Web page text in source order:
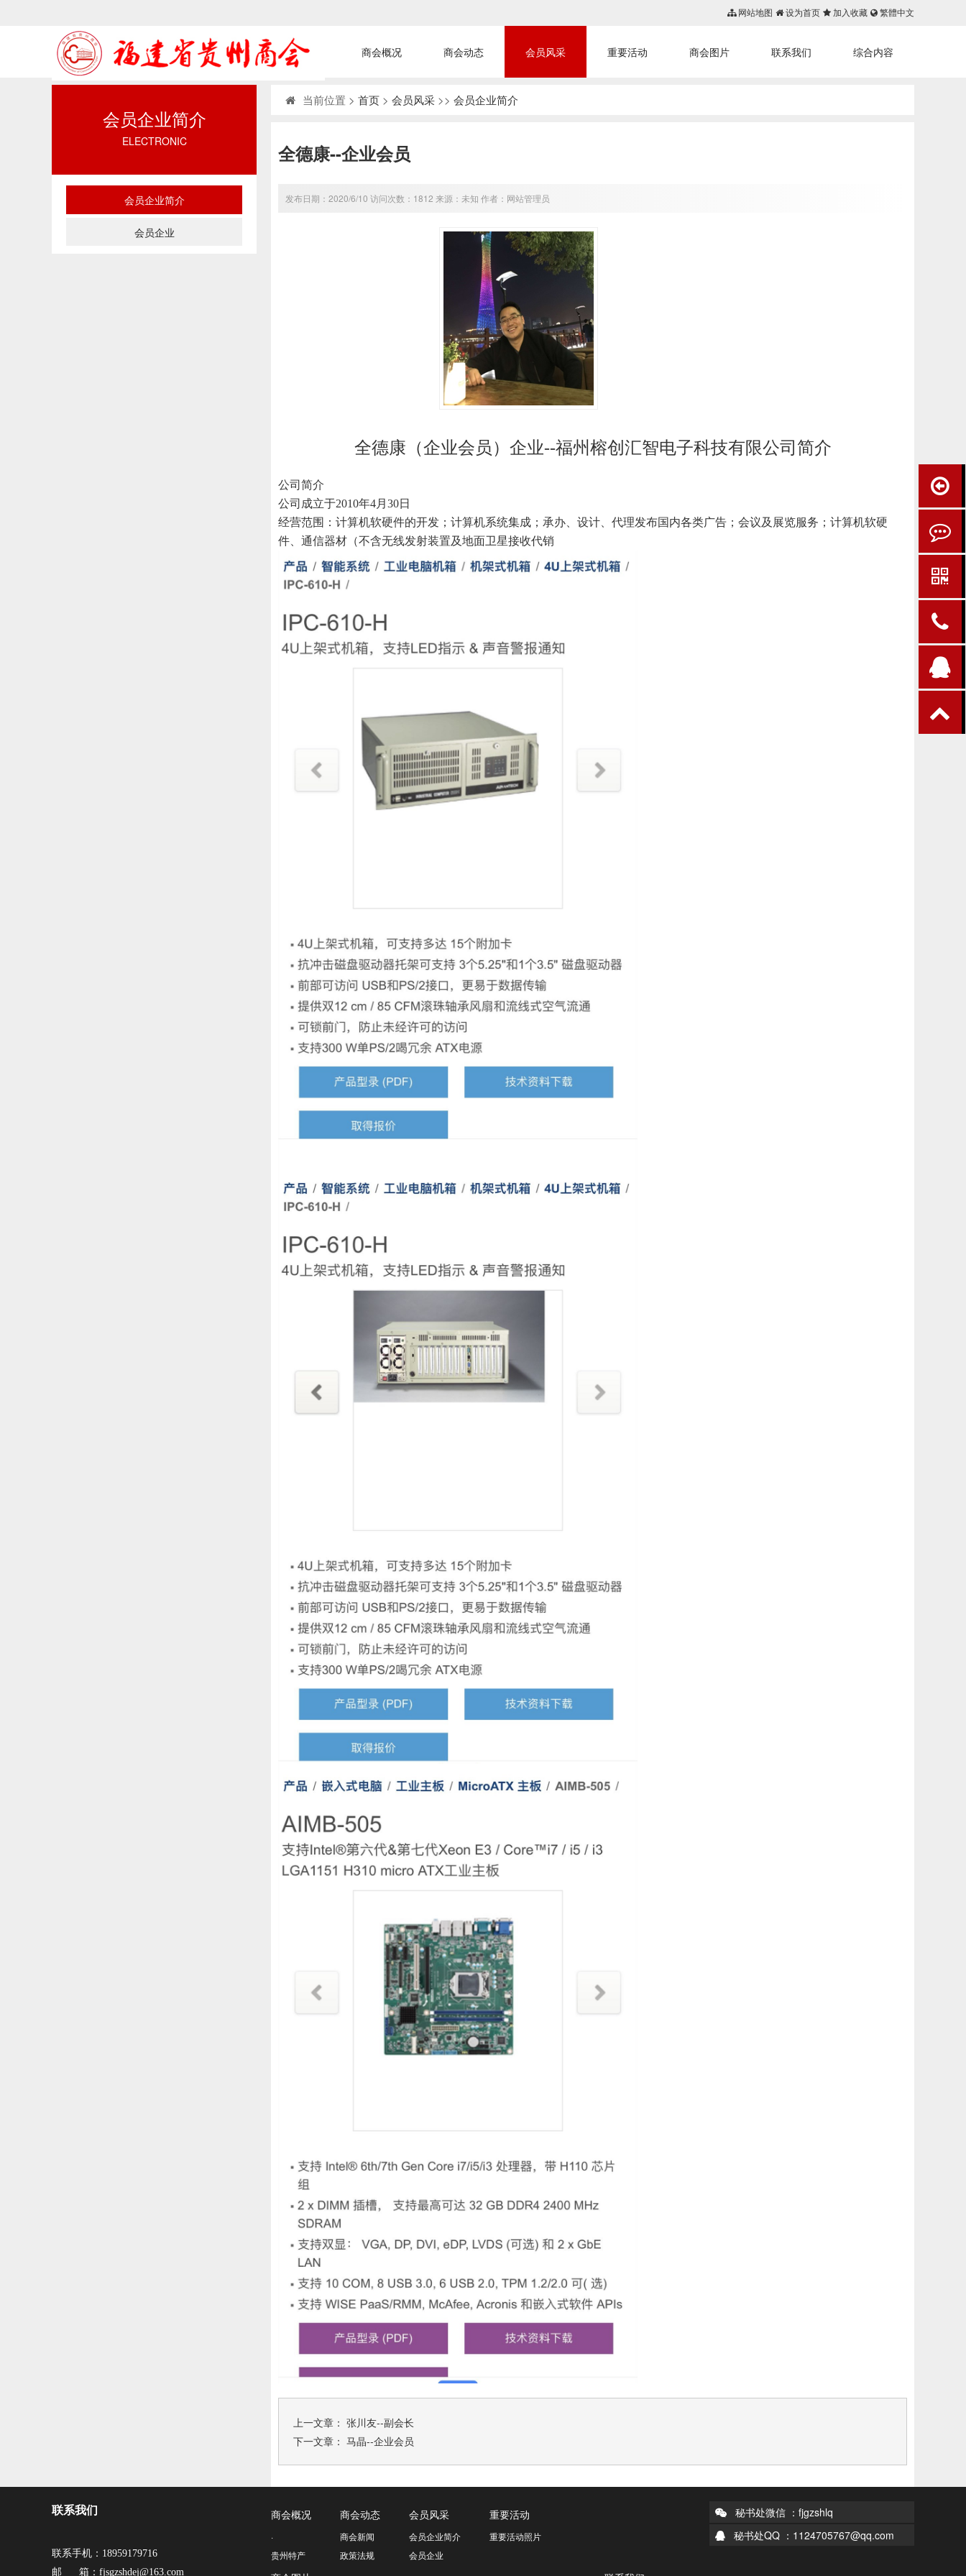
网站地图 设为首页 加入收藏 繁體中文
综合内容
联系我们
商会图片
重要活动
会员风采
商会动态
商会概况
会员企业简介
ELECTRONIC
会员企业简介
会员企业
当前位置 > 首页 > 会员风采 >> 会员企业简介
全德康--企业会员
发布日期：2020/6/10 访问次数：1812 来源：未知 作者：网站管理员
全德康（企业会员）企业--福州榕创汇智电子科技有限公司简介
公司简介
公司成立于2010年4月30日
经营范围： 计算机软硬件的开发；计算机系统集成；承办、设计、代理发布国内各类广告；会议及展览服务；计算机软硬
件、通信器材（不含无线发射装置及地面卫星接收代销
上一文章： 张川友--副会长
下一文章： 马晶--企业会员
联系我们
联系手机：18959179716
邮 箱：fjsgzshdej@163.com
商会概况
·
贵州特产
商会动态
商会新闻
政策法规
会员风采
会员企业简介
会员企业
重要活动
重要活动照片
秘书处微信 ：fjgzshlq
秘书处QQ ：1124705767@qq.com